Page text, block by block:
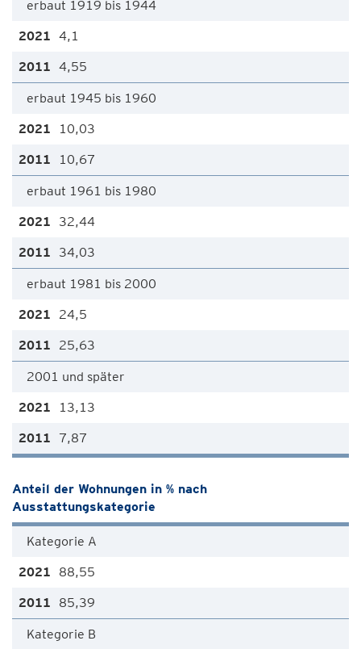
erbaut 1919 bis 1944
4,1
4,55
erbaut 1945 bis 1960
10,03
10,67
erbaut 1961 bis 1980
32,44
34,03
erbaut 1981 bis 2000
24,5
25,63
2001 und später
13,13
7,87
Anteil der Wohnungen in % nach
Ausstattungskategorie
Kategorie A
88,55
85,39
Kategorie B